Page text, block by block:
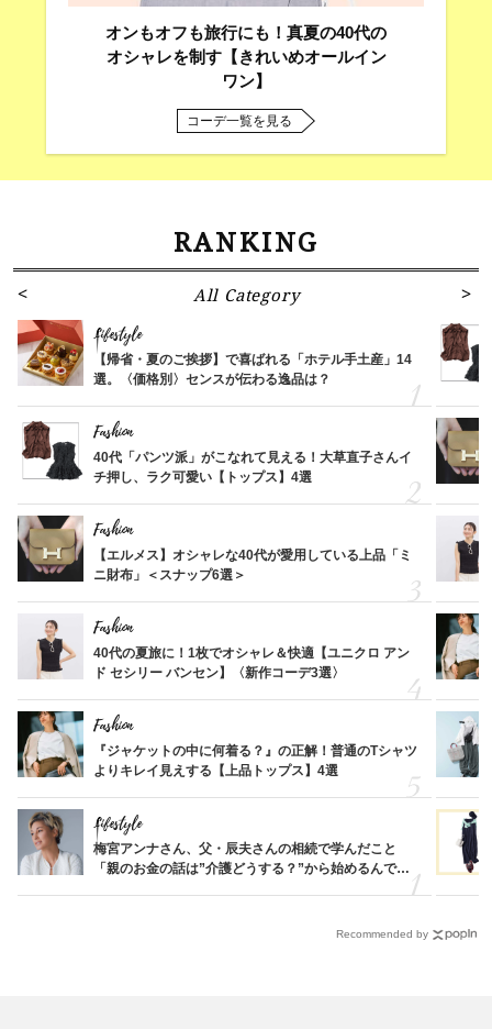
オンもオフも旅行にも！真夏の40代の
オシャレを制す【きれいめオールイン
ワン】
コーデ一覧を見る
RANKING
All Category
Lifestyle
【帰省・夏のご挨拶】で喜ばれる「ホテル手土産」14
選。〈価格別〉センスが伝わる逸品は？
Fashion
40代「パンツ派」がこなれて見える！大草直子さんイ
チ押し、ラク可愛い【トップス】4選
Fashion
【エルメス】オシャレな40代が愛用している上品「ミ
ニ財布」＜スナップ6選＞
Fashion
40代の夏旅に！1枚でオシャレ＆快適【ユニクロ アン
ド セシリー バンセン】〈新作コーデ3選〉
Fashion
『ジャケットの中に何着る？』の正解！普通のTシャツ
よりキレイ見えする【上品トップス】4選
Lifestyle
梅宮アンナさん、父・辰夫さんの相続で学んだこと
「親のお金の話は”介護どうする？”から始めるんで
Recommended by